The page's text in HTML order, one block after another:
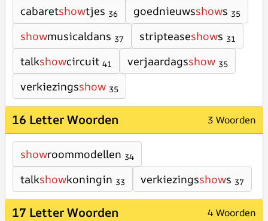
cabaretshowtjes 36 goednieuwsshows 35
showmusicaldans 37 stripteaseshows 31
talkshowcircuit 41 verjaardagsshow 35
verkiezingsshow 35
16 Letter Woorden 3 Woorden
showroommodellen 34
talkshowkoningin 33 verkiezingsshows 37
17 Letter Woorden 4 Woorden